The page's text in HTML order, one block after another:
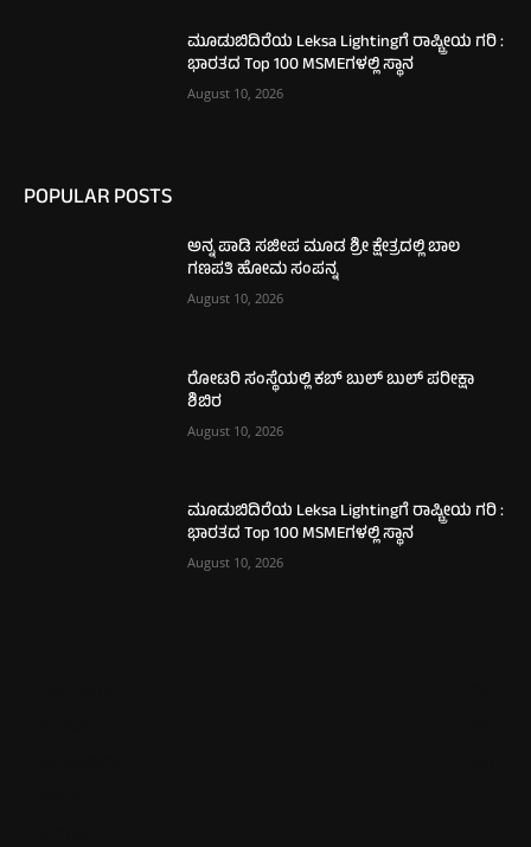
ಮೂಡುಬಿದಿರೆಯ Leksa Lightingಗೆ ರಾಷ್ಟ್ರೀಯ ಗರಿ :
ಭಾರತದ Top 100 MSMEಗಳಲ್ಲಿ ಸ್ಥಾನ
August 10, 2026
POPULAR POSTS
ಅನ್ನ ಪಾಡಿ ಸಜೀಪ ಮೂಡ ಶ್ರೀ ಕ್ಷೇತ್ರದಲ್ಲಿ ಬಾಲ
ಗಣಪತಿ ಹೋಮ ಸಂಪನ್ನ
August 10, 2026
ರೋಟರಿ ಸಂಸ್ಥೆಯಲ್ಲಿ ಕಬ್ ಬುಲ್ ಬುಲ್ ಪರೀಕ್ಷಾ
ಶಿಬಿರ
August 10, 2026
ಮೂಡುಬಿದಿರೆಯ Leksa Lightingಗೆ ರಾಷ್ಟ್ರೀಯ ಗರಿ :
ಭಾರತದ Top 100 MSMEಗಳಲ್ಲಿ ಸ್ಥಾನ
August 10, 2026